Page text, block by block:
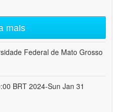
mais
Federal de Mato Grosso
BRT 2024-Sun Jan 31